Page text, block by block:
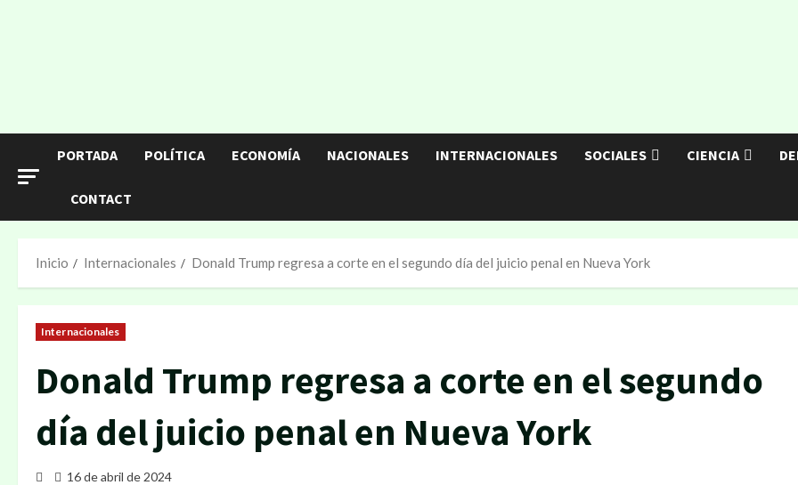
PORTADA POLÍTICA ECONOMÍA NACIONALES INTERNACIONALES SOCIALES CIENCIA
CONTACT
Inicio Internacionales Donald Trump regresa a corte en el segundo día del juicio penal en Nueva York
Internacionales
Donald Trump regresa a corte en el segundo
día del juicio penal en Nueva York
16 de abril de 2024